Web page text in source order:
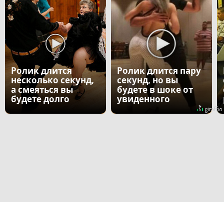
Ролик длится
несколько секунд,
а смеяться вы
будете долго
Ролик длится пару
секунд, но вы
будете в шоке от
увиденного